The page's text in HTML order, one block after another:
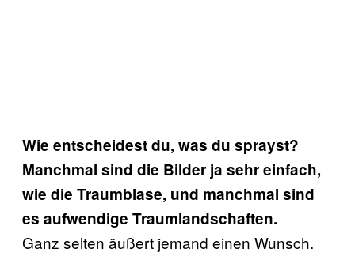
Wie entscheidest du, was du sprayst?
Manchmal sind die Bilder ja sehr einfach,
wie die Traumblase, und manchmal sind
es aufwendige Traumlandschaften.
Ganz selten äußert jemand einen Wunsch.